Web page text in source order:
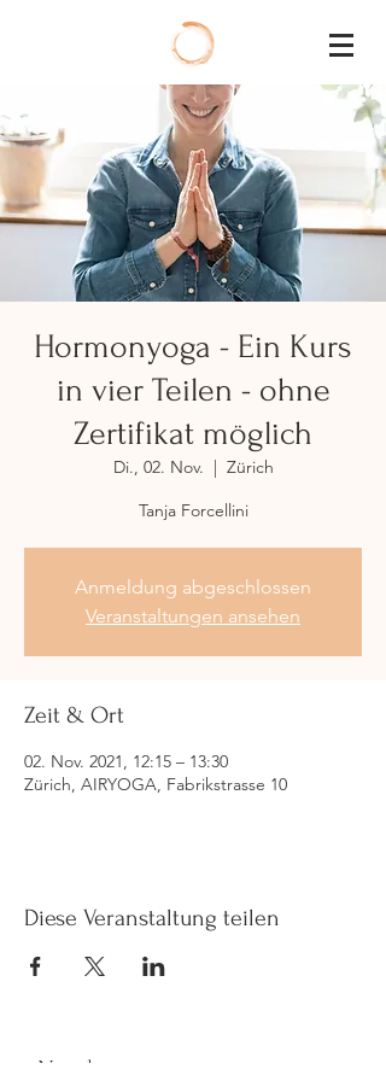
Hormonyoga - Ein Kurs
in vier Teilen - ohne
Zertifikat möglich
Di., 02. Nov.
  |
Zürich
Tanja Forcellini
Anmeldung abgeschlossen
Veranstaltungen ansehen
Zeit & Ort
02. Nov. 2021, 12:15 – 13:30
Zürich, AIRYOGA, Fabrikstrasse 10
Diese Veranstaltung teilen
Newsletter